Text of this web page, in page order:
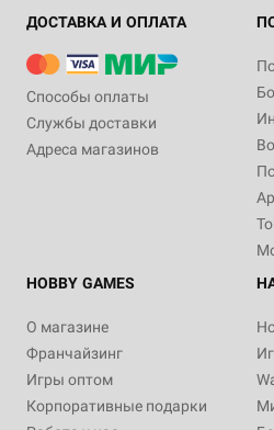
ДОСТАВКА И ОПЛАТА
Способы оплаты
Службы доставки
Адреса магазинов
HOBBY GAMES
О магазине
Франчайзинг
Игры оптом
Корпоративные подарки